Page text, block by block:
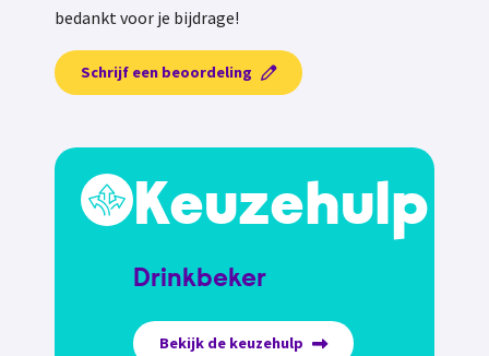
bedankt voor je bijdrage!
Schrijf een beoordeling
Keuzehulp
Drinkbeker
Bekijk de keuzehulp